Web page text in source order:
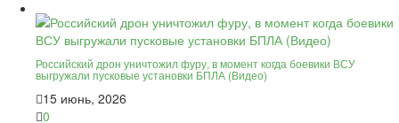
Российский дрон уничтожил фуру, в момент когда боевики ВСУ
выгружали пусковые установки БПЛА (Видео)
15 июнь, 2026
0